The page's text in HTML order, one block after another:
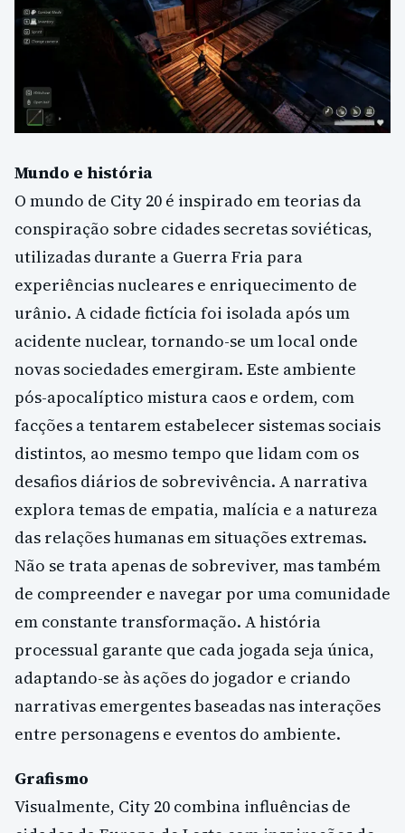
Mundo e história
O mundo de City 20 é inspirado em teorias da
conspiração sobre cidades secretas soviéticas,
utilizadas durante a Guerra Fria para
experiências nucleares e enriquecimento de
urânio. A cidade fictícia foi isolada após um
acidente nuclear, tornando-se um local onde
novas sociedades emergiram. Este ambiente
pós-apocalíptico mistura caos e ordem, com
facções a tentarem estabelecer sistemas sociais
distintos, ao mesmo tempo que lidam com os
desafios diários de sobrevivência. A narrativa
explora temas de empatia, malícia e a natureza
das relações humanas em situações extremas.
Não se trata apenas de sobreviver, mas também
de compreender e navegar por uma comunidade
em constante transformação. A história
processual garante que cada jogada seja única,
adaptando-se às ações do jogador e criando
narrativas emergentes baseadas nas interações
entre personagens e eventos do ambiente.
Grafismo
Visualmente, City 20 combina influências de